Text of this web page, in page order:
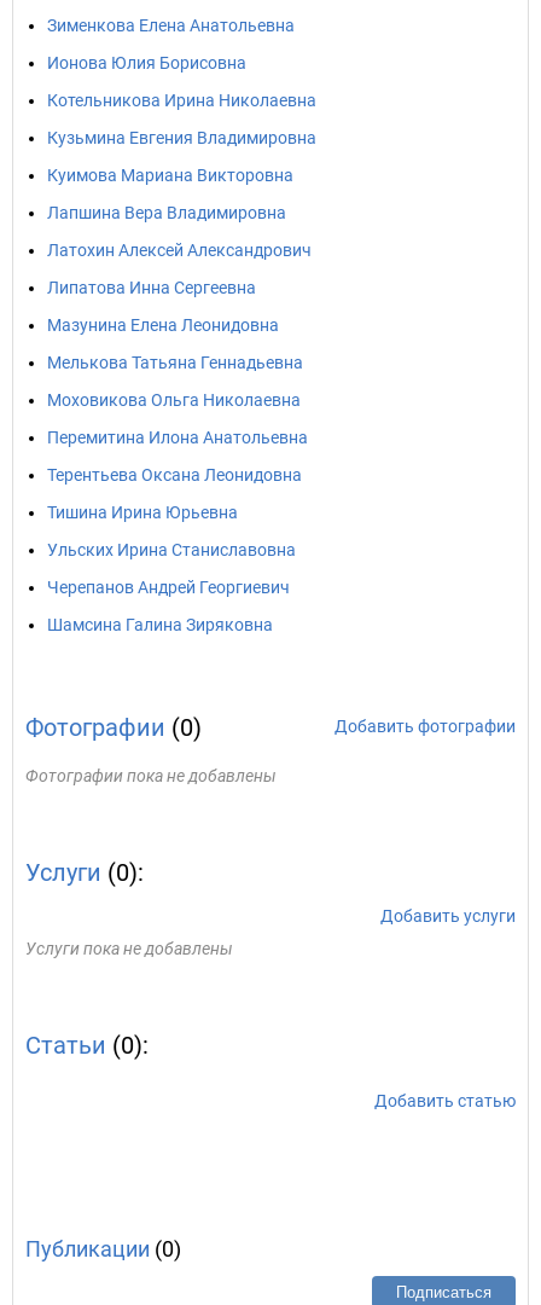
Зименкова Елена Анатольевна
Ионова Юлия Борисовна
Котельникова Ирина Николаевна
Кузьмина Евгения Владимировна
Куимова Мариана Викторовна
Лапшина Вера Владимировна
Латохин Алексей Александрович
Липатова Инна Сергеевна
Мазунина Елена Леонидовна
Мелькова Татьяна Геннадьевна
Моховикова Ольга Николаевна
Перемитина Илона Анатольевна
Терентьева Оксана Леонидовна
Тишина Ирина Юрьевна
Ульских Ирина Станиславовна
Черепанов Андрей Георгиевич
Шамсина Галина Зиряковна
Фотографии (0) Добавить фотографии
Фотографии пока не добавлены
Услуги (0):
Добавить услуги
Услуги пока не добавлены
Статьи (0):
Добавить статью
Публикации (0)
Подписаться